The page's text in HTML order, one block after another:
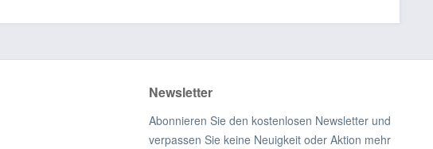
Newsletter
Abonnieren Sie den kostenlosen Newsletter und
verpassen Sie keine Neuigkeit oder Aktion mehr